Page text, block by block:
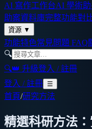
AI 寫作工作台AI 學術
助案資料庫完整功能對
資源 ▼
功能特色常見問題 FAQ
🔍
🔍👑 升級登入 / 註冊
登入 / 註冊 ☰
首頁/研究方法
精選科研方法